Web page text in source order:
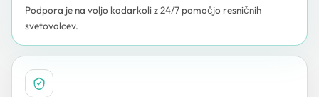
Podpora je na voljo kadarkoli z 24/7 pomočjo resničnih
svetovalcev.